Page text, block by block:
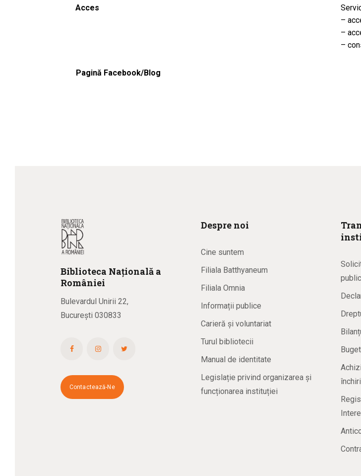
Acces
–
–
–
Pagină Facebook/Blog
Biblioteca Națională a
României
Bulevardul Unirii 22,
București 030833
Contactează-Ne
Despre noi
Cine suntem
Filiala Batthyaneum
Filiala Omnia
Informații publice
Carieră și voluntariat
Turul bibliotecii
Manual de identitate
Legislație privind organizarea și
funcționarea instituției
public
Buget